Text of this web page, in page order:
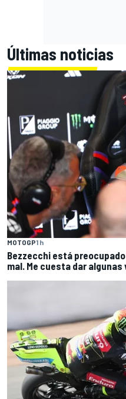
Últimas noticias
MOTOGP1 h
Bezzecchi está
mal. Me cuesta dar